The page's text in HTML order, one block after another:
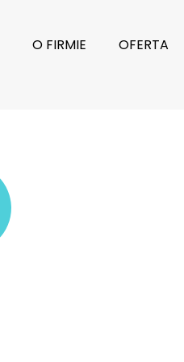
O FIRMIE OFERTA